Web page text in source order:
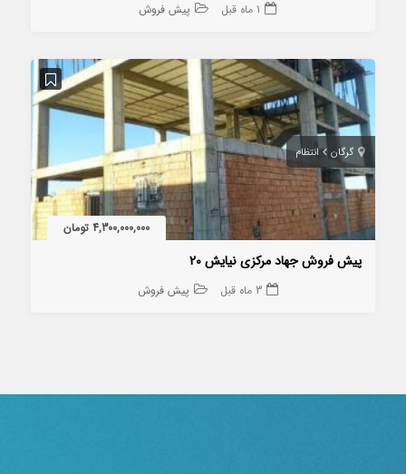
1 ماه قبل پیش فروش
گرگان انتظام
4,300,000,000 تومان
پیش فروش جهاد مرکزی نیایش 20
3 ماه قبل پیش فروش